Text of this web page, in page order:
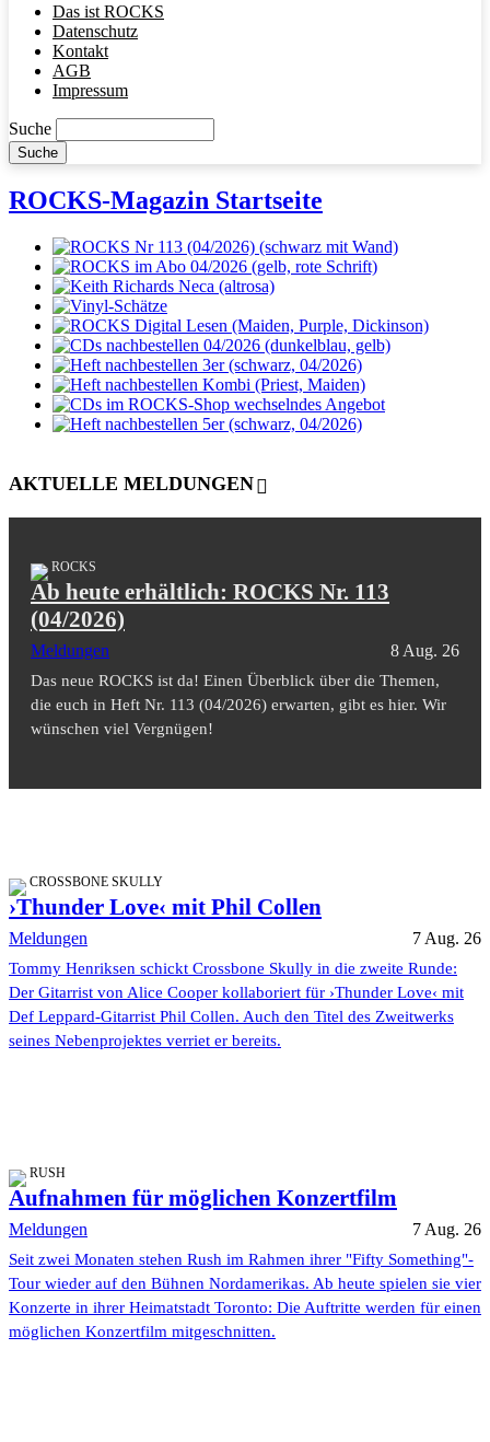
Das ist ROCKS
Datenschutz
Kontakt
AGB
Impressum
Suche
ROCKS-Magazin Startseite
AKTUELLE MELDUNGEN
ROCKS
Ab heute erhältlich: ROCKS Nr. 113
(04/2026)
Meldungen 8 Aug. 26
Das neue ROCKS ist da! Einen Überblick über die Themen,
die euch in Heft Nr. 113 (04/2026) erwarten, gibt es hier. Wir
wünschen viel Vergnügen!
CROSSBONE SKULLY
›Thunder Love‹ mit Phil Collen
Meldungen 7 Aug. 26
Tommy Henriksen schickt Crossbone Skully in die zweite Runde:
Der Gitarrist von Alice Cooper kollaboriert für ›Thunder Love‹ mit
Def Leppard-Gitarrist Phil Collen. Auch den Titel des Zweitwerks
seines Nebenprojektes verriet er bereits.
RUSH
Aufnahmen für möglichen Konzertfilm
Meldungen 7 Aug. 26
Seit zwei Monaten stehen Rush im Rahmen ihrer "Fifty Something"-
Tour wieder auf den Bühnen Nordamerikas. Ab heute spielen sie vier
Konzerte in ihrer Heimatstadt Toronto: Die Auftritte werden für einen
möglichen Konzertfilm mitgeschnitten.